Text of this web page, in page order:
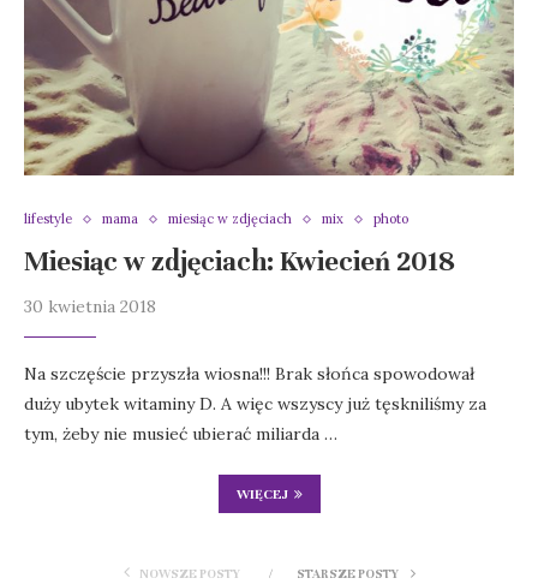
lifestyle mama miesiąc w zdjęciach mix photo
Miesiąc w zdjęciach: Kwiecień 2018
30 kwietnia 2018
Na szczęście przyszła wiosna!!! Brak słońca spowodował
duży ubytek witaminy D. A więc wszyscy już tęskniliśmy za
tym, żeby nie musieć ubierać miliarda …
WIĘCEJ
NOWSZE POSTY STARSZE POSTY